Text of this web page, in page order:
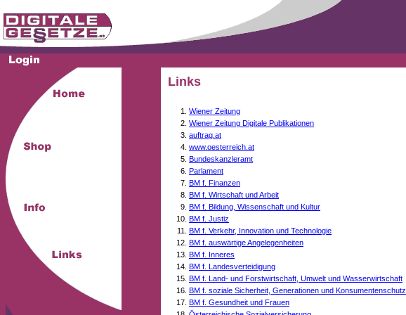
Links
Wiener Zeitung
Wiener Zeitung Digitale Publikationen
auftrag.at
www.oesterreich.at
Bundeskanzleramt
Parlament
BM f. Finanzen
BM f. Wirtschaft und Arbeit
BM f. Bildung, Wissenschaft und Kultur
BM f. Justiz
BM f. Verkehr, Innovation und Technologie
BM f. auswärtige Angelegenheiten
BM f. Inneres
BM f. Landesverteidigung
BM f. Land- und Forstwirtschaft, Umwelt und Wasserwirtschaft
BM f. soziale Sicherheit, Generationen und Konsumentenschutz
BM f. Gesundheit und Frauen